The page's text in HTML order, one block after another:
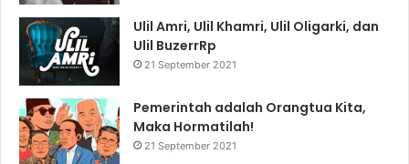
Ulil Amri, Ulil Khamri, Ulil Oligarki, dan
Ulil BuzerrRp
21 September 2021
Pemerintah adalah Orangtua Kita,
Maka Hormatilah!
21 September 2021